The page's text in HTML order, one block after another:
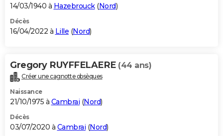
14/03/1940 à Hazebrouck(Nord)
Décès
16/04/2022 à Lille (Nord)
Gregory RUYFFELAERE (44 ans)
Créer une cagnotte obsèques
Naissance
21/10/1975 à Cambrai (Nord)
Décès
03/07/2020 à Cambrai (Nord)